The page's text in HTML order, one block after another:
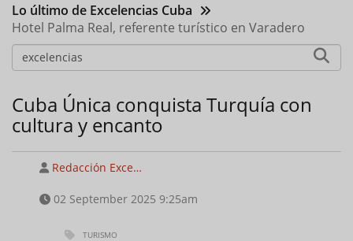
Lo último de Excelencias Cuba
Hotel Palma Real, referente turístico en Varadero
Cuba Única conquista Turquía con
cultura y encanto
Redacción Exce…
02 September 2025 9:25am
TURISMO